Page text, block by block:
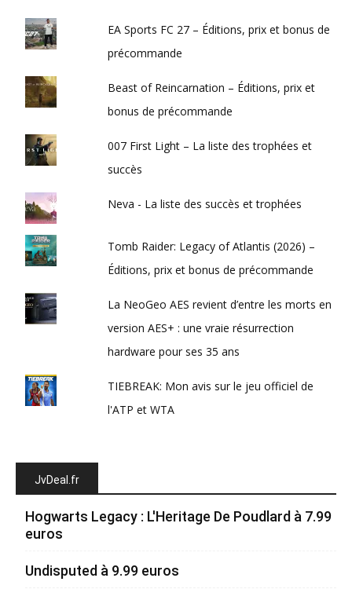
EA Sports FC 27 – Éditions, prix et bonus de
précommande
Beast of Reincarnation – Éditions, prix et
bonus de précommande
007 First Light – La liste des trophées et
succès
Neva - La liste des succès et trophées
Tomb Raider: Legacy of Atlantis (2026) –
Éditions, prix et bonus de précommande
La NeoGeo AES revient d’entre les morts en
version AES+ : une vraie résurrection
hardware pour ses 35 ans
TIEBREAK: Mon avis sur le jeu officiel de
l'ATP et WTA
JvDeal.fr
Hogwarts Legacy : L'Heritage De Poudlard à 7.99
euros
Undisputed à 9.99 euros